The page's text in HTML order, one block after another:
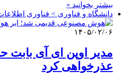
بیشتر بخوانید »
دانشگاه و فناوری > فناوری
۱۴۰۵/۰۲/۰۶
مدیر اوپن ای آی بابت
عذرخواهی کرد